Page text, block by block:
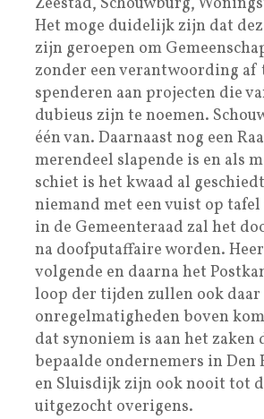
Het moge duidelijk zijn dat
zijn geroepen om
zonder een verantwoording af
spenderen aan projecten die
dubieus zijn te noemen.
één van. Daarnaast nog een
merendeel slapende is en als
schiet is het kwaad al
niemand met een vuist op
in de Gemeenteraad zal het
na doofputaffaire worden.
volgende en daarna het
loop der tijden zullen ook daar
onregelmatigheden boven
dat synoniem is aan het zaken
bepaalde ondernemers in Den
en Sluisdijk zijn ook nooit tot
uitgezocht overigens.